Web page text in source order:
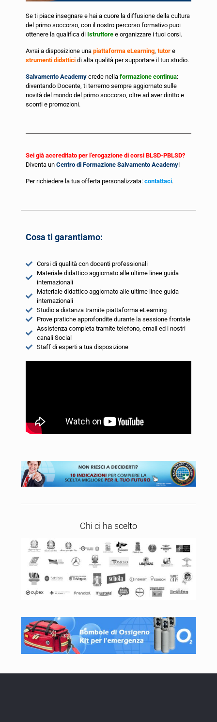
Se ti piace insegnare e hai a cuore la diffusione della cultura
del primo soccorso, con il nostro percorso formativo puoi
ottenere la qualifica di Istruttore e organizzare i tuoi corsi.
Avrai a disposizione una piattaforma eLearning, tutor e
strumenti didattici di alta qualità per supportare il tuo studio.
Salvamento Academy crede nella formazione continua:
diventando Docente, ti terremo sempre aggiornato sulle
novità del mondo del primo soccorso, oltre ad aver diritto e
sconti e promozioni.
Sei già accreditato per l’erogazione di corsi BLSD-PBLSD?
Diventa un Centro di Formazione Salvamento Academy!
Per richiedere la tua offerta personalizzata: contattaci.
Cosa ti garantiamo:
Corsi di qualità con docenti professionali
Materiale didattico aggiornato alle ultime linee guida
internazionali
Materiale didattico aggiornato alle ultime linee guida
internazionali
Studio a distanza tramite piattaforma eLearning
Prove pratiche approfondite durante la sessione frontale
Assistenza completa tramite telefono, email ed i nostri
canali Social
Staff di esperti a tua disposizione
Chi ci ha scelto